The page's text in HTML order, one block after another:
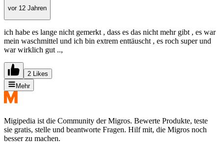
vor 12 Jahren
ich habe es lange nicht gemerkt , dass es das nicht mehr gibt , es war
mein waschmittel und ich bin extrem enttäuscht , es roch super und
war wirklich gut ..,
2 Likes
Mehr
Migipedia ist die Community der Migros. Bewerte Produkte, teste
sie gratis, stelle und beantworte Fragen. Hilf mit, die Migros noch
besser zu machen.